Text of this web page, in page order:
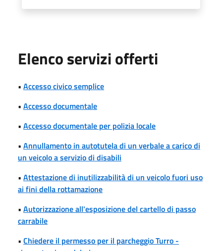
Elenco servizi offerti
• Accesso civico semplice
• Accesso documentale
• Accesso documentale per polizia locale
• Annullamento in autotutela di un verbale a carico di
un veicolo a servizio di disabili
• Attestazione di inutilizzabilità di un veicolo fuori uso
ai fini della rottamazione
• Autorizzazione all'esposizione del cartello di passo
carrabile
• Chiedere il permesso per il parcheggio Turro -